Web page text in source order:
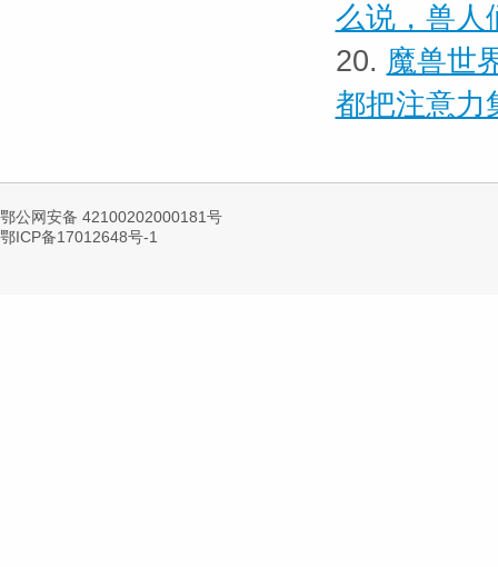
么说，兽人
20. 魔兽世
都把注意力
鄂公网安备 42100202000181号
鄂ICP备17012648号-1